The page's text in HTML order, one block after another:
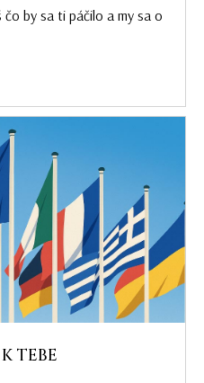
by sa ti páčilo a my sa o
TEBE